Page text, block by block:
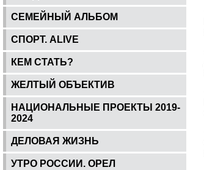
СЕМЕЙНЫЙ АЛЬБОМ
СПОРТ. ALIVE
КЕМ СТАТЬ?
ЖЕЛТЫЙ ОБЪЕКТИВ
НАЦИОНАЛЬНЫЕ ПРОЕКТЫ 2019-
2024
ДЕЛОВАЯ ЖИЗНЬ
УТРО РОССИИ. ОРЕЛ